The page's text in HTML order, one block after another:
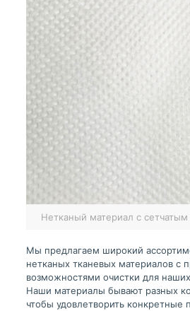
Нетканый материал с сетчатым
Мы предлагаем широкий
нетканых тканевых материалов с
возможностями очистки для
Наши материалы бывают разных
чтобы удовлетворить конкретные